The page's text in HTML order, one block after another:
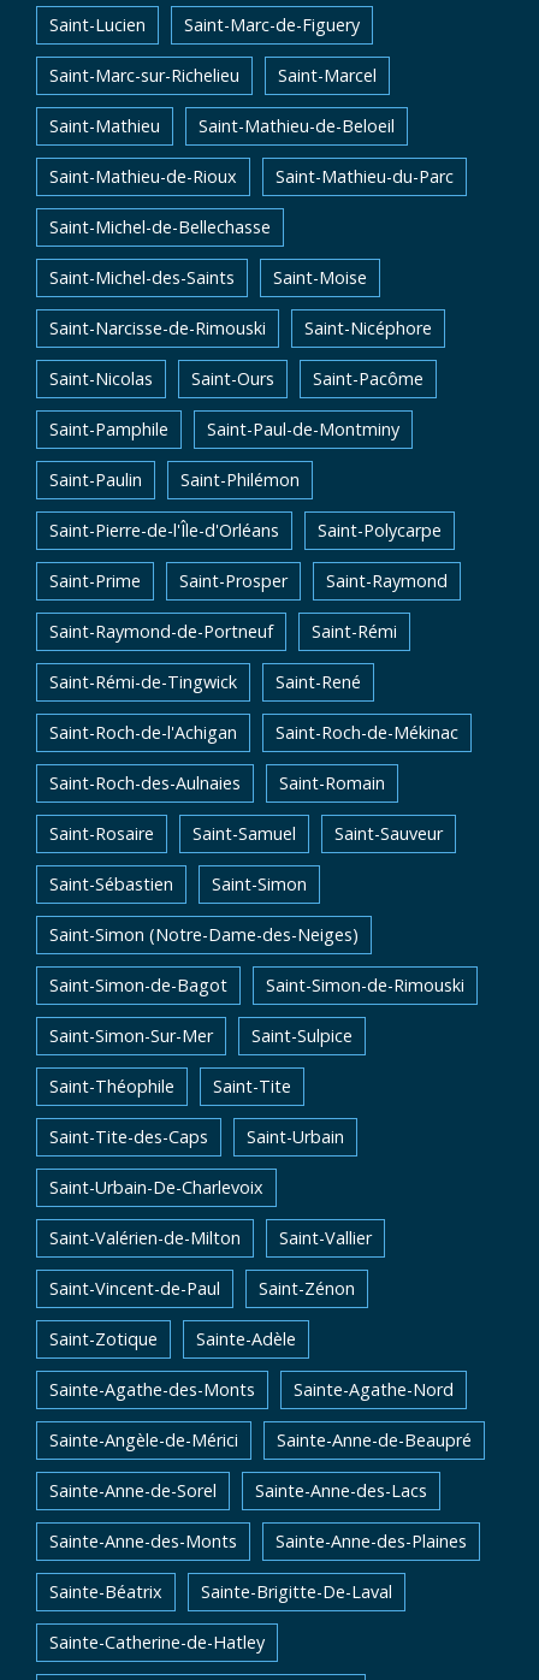
Saint-Lucien Saint-Marc-de-Figuery
Saint-Marc-sur-Richelieu Saint-Marcel
Saint-Mathieu Saint-Mathieu-de-Beloeil
Saint-Mathieu-de-Rioux Saint-Mathieu-du-Parc
Saint-Michel-de-Bellechasse
Saint-Michel-des-Saints Saint-Moise
Saint-Narcisse-de-Rimouski Saint-Nicéphore
Saint-Nicolas Saint-Ours Saint-Pacôme
Saint-Pamphile Saint-Paul-de-Montminy
Saint-Paulin Saint-Philémon
Saint-Pierre-de-l'Île-d'Orléans Saint-Polycarpe
Saint-Prime Saint-Prosper Saint-Raymond
Saint-Raymond-de-Portneuf Saint-Rémi
Saint-Rémi-de-Tingwick Saint-René
Saint-Roch-de-l'Achigan Saint-Roch-de-Mékinac
Saint-Roch-des-Aulnaies Saint-Romain
Saint-Rosaire Saint-Samuel Saint-Sauveur
Saint-Sébastien Saint-Simon
Saint-Simon (Notre-Dame-des-Neiges)
Saint-Simon-de-Bagot Saint-Simon-de-Rimouski
Saint-Simon-Sur-Mer Saint-Sulpice
Saint-Théophile Saint-Tite
Saint-Tite-des-Caps Saint-Urbain
Saint-Urbain-De-Charlevoix
Saint-Valérien-de-Milton Saint-Vallier
Saint-Vincent-de-Paul Saint-Zénon
Saint-Zotique Sainte-Adèle
Sainte-Agathe-des-Monts Sainte-Agathe-Nord
Sainte-Angèle-de-Mérici Sainte-Anne-de-Beaupré
Sainte-Anne-de-Sorel Sainte-Anne-des-Lacs
Sainte-Anne-des-Monts Sainte-Anne-des-Plaines
Sainte-Béatrix Sainte-Brigitte-De-Laval
Sainte-Catherine-de-Hatley